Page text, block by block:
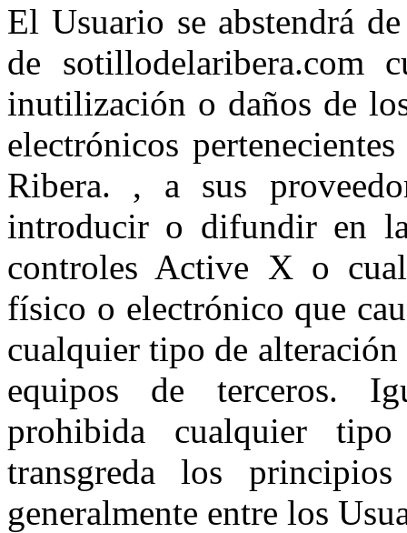
El Usuario se abstendrá
de sotillodelaribera.com
inutilización o daños de
electrónicos
Ribera. , a sus
introducir o difundir en
controles Active X o
físico o electrónico que
cualquier tipo de
equipos de terceros.
prohibida cualquier
transgreda los
generalmente entre los